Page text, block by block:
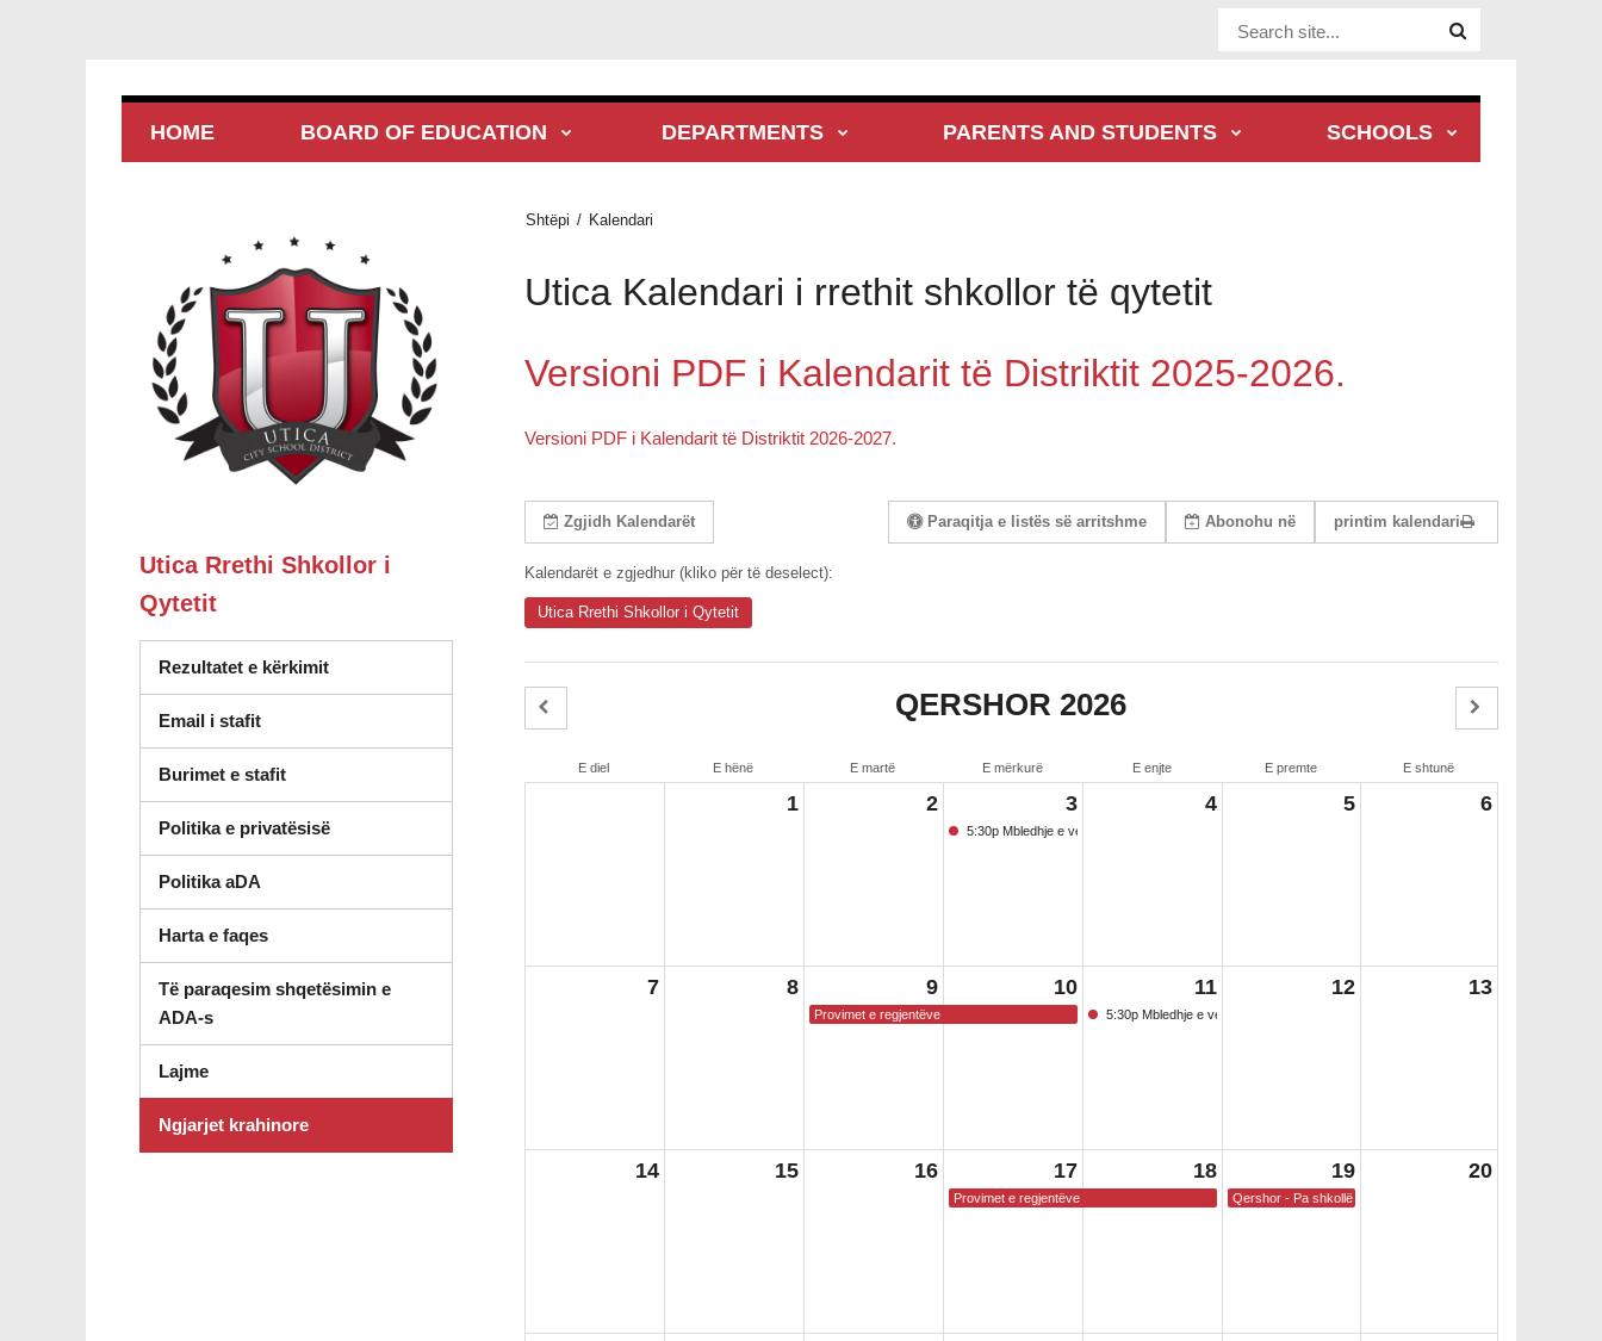
Website Site
HOME BOARD OF EDUCATION DEPARTMENTS PARENTS AND STUDENTS SCHOOLS
Shtëpi Kalendari
Utica Kalendari i rrethit shkollor të qytetit
Versioni PDF i Kalendarit të Distriktit 2025-2026.
Versioni PDF i Kalendarit të Distriktit 2026-2027.
Zgjidh Kalendarët Paraqitja e listës së arritshme Abonohu në printim kalendari
Kalendarët e zgjedhur (kliko për të deselect):
Utica Rrethi Shkollor i Qytetit
QERSHOR 2026
E diel E hënë E martë E mërkurë E enjte E premte E shtunë
1 2 3
5:30p Mbledhje e veçantë e Bordit të Arsimit
4 5 6
7 8 9
Provimet e regjentëve
10 11
5:30p Mbledhje e veçantë e Bordit të Arsimit
12 13
14 15 16 17
Provimet e regjentëve
18 19
Qershor - Pa shkollë
20
Utica Rrethi Shkollor i
Qytetit
Rezultatet e kërkimit
Email i stafit
Burimet e stafit
Politika e privatësisë
Politika aDA
Harta e faqes
Të paraqesim shqetësimin e
ADA-s
Lajme
Ngjarjet krahinore